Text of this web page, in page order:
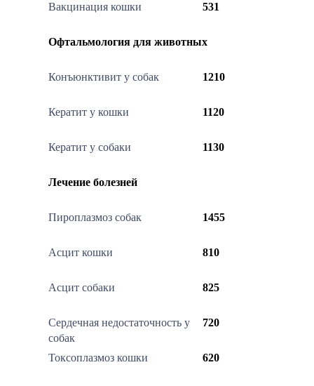
Вакцинация кошки 531
Офтальмология для животных
Конъюнктивит у собак 1210
Кератит у кошки 1120
Кератит у собаки 1130
Лечение болезней
Пироплазмоз собак 1455
Асцит кошки 810
Асцит собаки 825
Сердечная недостаточность у
собак
720
Токсоплазмоз кошки 620